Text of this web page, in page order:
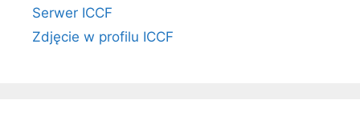
Serwer ICCF
Zdjęcie w profilu ICCF